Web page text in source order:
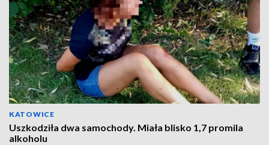
KATOWICE
Uszkodziła dwa samochody. Miała blisko 1,7 promila
alkoholu